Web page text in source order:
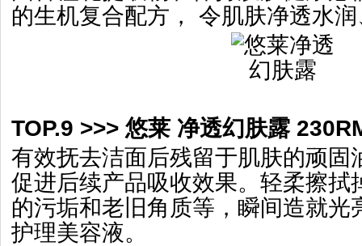
的生机复合配方， 令肌肤净透水
TOP.9 >>> 悠莱 净透幻肤露
有效抚去洁面后残留于肌肤的顽固
促进后续产品吸收效果。轻柔擦拭
的污垢和老旧角质等，瞬间造就光
护理美容液。